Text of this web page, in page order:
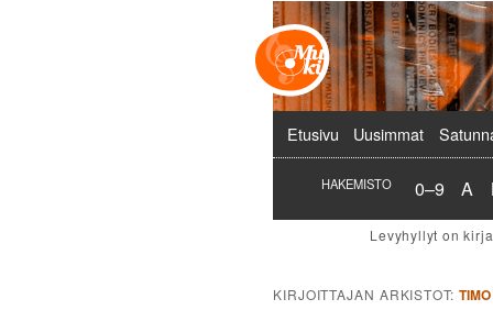
Päävalikko
Etusivu Uusimmat
HAKEMISTO 0–9 A
KIRJOITTAJAN ARKISTOT: